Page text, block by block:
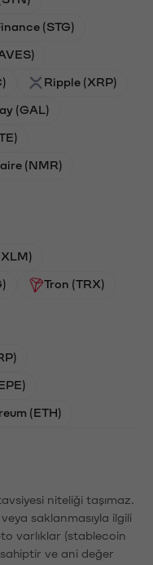
(STG)
Ripple (XRP)
(GAL)
(NMR)
Tron (TRX)
(ETH)
niteliği taşımaz.
saklanmasıyla ilgili
varlıklar (stablecoin
ve ani değer